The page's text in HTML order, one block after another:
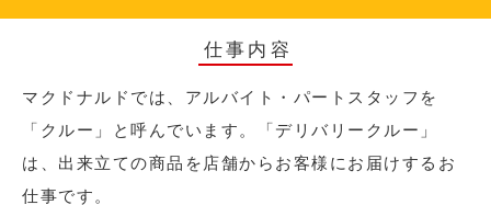
仕事内容
マクドナルドでは、アルバイト・パートスタッフを
「クルー」と呼んでいます。「デリバリークルー」
は、出来立ての商品を店舗からお客様にお届けするお
仕事です。